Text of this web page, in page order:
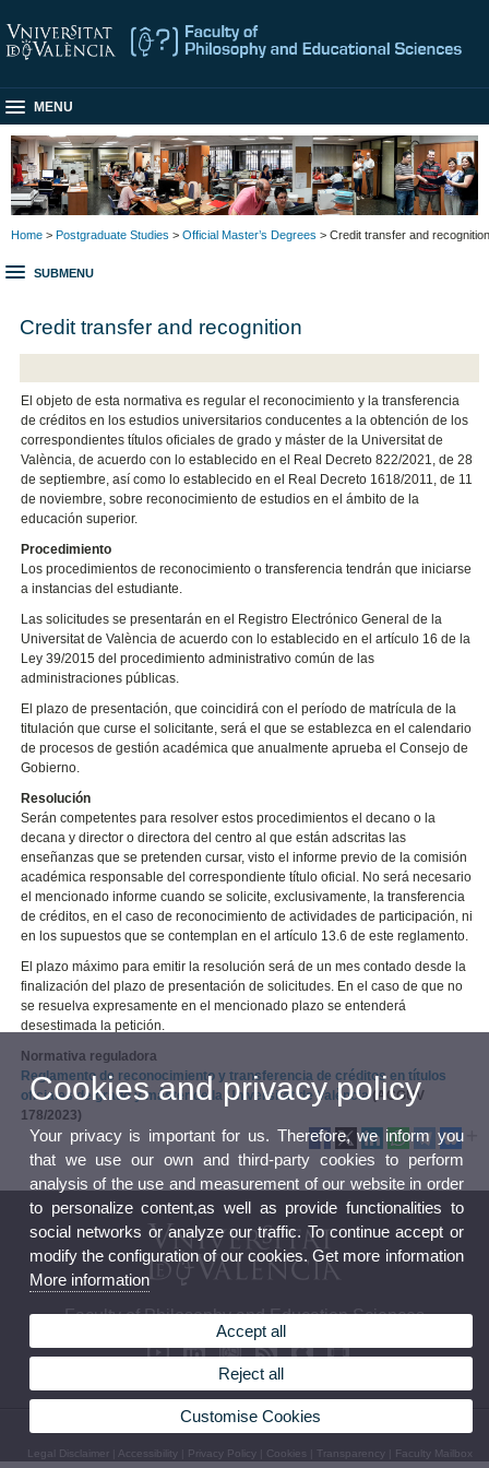
MENU
Home > Postgraduate Studies > Official Master’s Degrees > Credit transfer and recognition
SUBMENU
Credit transfer and recognition
El objeto de esta normativa es regular el reconocimiento y la transferencia
de créditos en los estudios universitarios conducentes a la obtención de los
correspondientes títulos oficiales de grado y máster de la Universitat de
València, de acuerdo con lo establecido en el Real Decreto 822/2021, de 28
de septiembre, así como lo establecido en el Real Decreto 1618/2011, de 11
de noviembre, sobre reconocimiento de estudios en el ámbito de la
educación superior.
Procedimiento
Los procedimientos de reconocimiento o transferencia tendrán que iniciarse
a instancias del estudiante.
Las solicitudes se presentarán en el Registro Electrónico General de la
Universitat de València de acuerdo con lo establecido en el artículo 16 de la
Ley 39/2015 del procedimiento administrativo común de las
administraciones públicas.
El plazo de presentación, que coincidirá con el período de matrícula de la
titulación que curse el solicitante, será el que se establezca en el calendario
de procesos de gestión académica que anualmente aprueba el Consejo de
Gobierno.
Resolución
Serán competentes para resolver estos procedimientos el decano o la
decana y director o directora del centro al que están adscritas las
enseñanzas que se pretenden cursar, visto el informe previo de la comisión
académica responsable del correspondiente título oficial. No será necesario
el mencionado informe cuando se solicite, exclusivamente, la transferencia
de créditos, en el caso de reconocimiento de actividades de participación, ni
en los supuestos que se contemplan en el artículo 13.6 de este reglamento.
El plazo máximo para emitir la resolución será de un mes contado desde la
finalización del plazo de presentación de solicitudes. En el caso de que no
se resuelva expresamente en el mencionado plazo se entenderá
desestimada la petición.
Normativa reguladora
Reglamento de reconocimiento y transferencia de créditos en títulos
oficiales de grado y máster de la Universitat de València(ACGUV
178/2023)
Faculty of Philosophy and Education Sciences
Legal Disclaimer| Accessibility| Privacy Policy| Cookies Transparency| Faculty Mailbox
Cookies and privacy policy
Your privacy is important for us. Therefore, we inform you
that we use our own and third-party cookies to perform
analysis of the use and measurement of our website in order
to personalize content,as well as provide functionalities to
social networks or analyze our traffic. To continue accept or
modify the configuration of our cookies. Get more information
More information
Accept all
Reject all
Customise Cookies